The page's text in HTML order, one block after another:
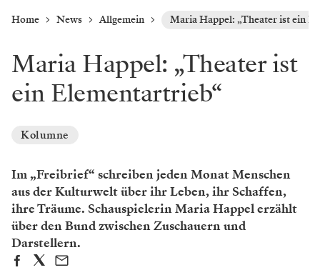
Home News Allgemein Maria Happel: „Theater ist ein
Maria Happel: „Theater ist
ein Elementartrieb“
Kolumne
Im „Freibrief“ schreiben jeden Monat Menschen
aus der Kulturwelt über ihr Leben, ihr Schaffen,
ihre Träume. Schauspielerin Maria Happel erzählt
über den Bund zwischen Zuschauern und
Darstellern.